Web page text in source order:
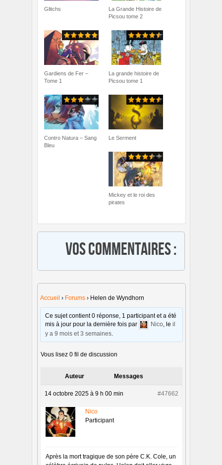
Glitchs
La Grande Histoire de
Picsou tome 2
Gardiens de Fer –
Tome 1
La grande histoire de
Picsou tome 1
Contro Natura – Sang
Bleu
Le Serment
Mickey et le roi des
pirates
Vos commentaires :
Accueil › Forums › Helen de Wyndhorn
Ce sujet contient 0 réponse, 1 participant et a été
mis à jour pour la dernière fois par
Nico, leil
y a 9 mois et 3 semaines
Vous lisez 0 fil de discussion
Auteur Messages
14 octobre 2025 à 9 h 00 min #47662
Nico
Participant
Après la mort tragique de son père C.K. Cole, un